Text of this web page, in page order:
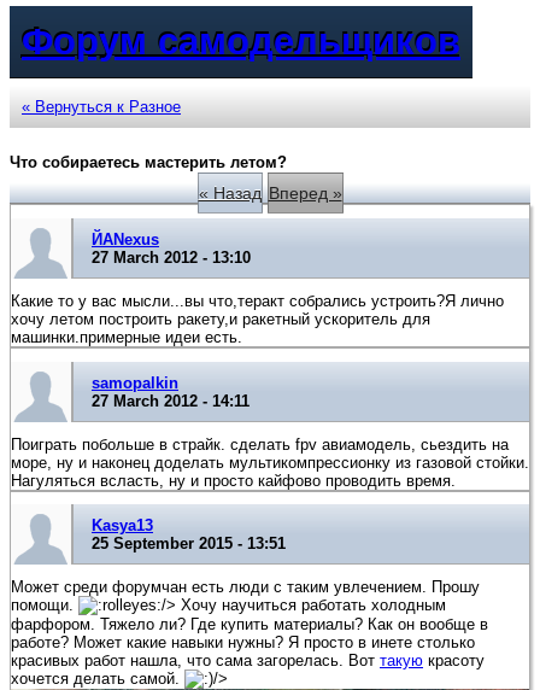
Форум самодельщиков
« Вернуться к Разное
Что собираетесь мастерить летом?
« Назад Вперед »
ЙАNexus
27 March 2012 - 13:10
Какие то у вас мысли...вы что,теракт собрались устроить?Я лично
хочу летом построить ракету,и ракетный ускоритель для
машинки.примерные идеи есть.
samopalkin
27 March 2012 - 14:11
Поиграть побольше в страйк. сделать fpv авиамодель, сьездить на
море, ну и наконец доделать мультикомпрессионку из газовой стойки.
Нагуляться всласть, ну и просто кайфово проводить время.
Kasya13
25 September 2015 - 13:51
Может среди форумчан есть люди с таким увлечением. Прошу
помощи.
/> Хочу научиться работать холодным
фарфором. Тяжело ли? Где купить материалы? Как он вообще в
работе? Может какие навыки нужны? Я просто в инете столько
красивых работ нашла, что сама загорелась. Вот такую красоту
хочется делать самой.
/>